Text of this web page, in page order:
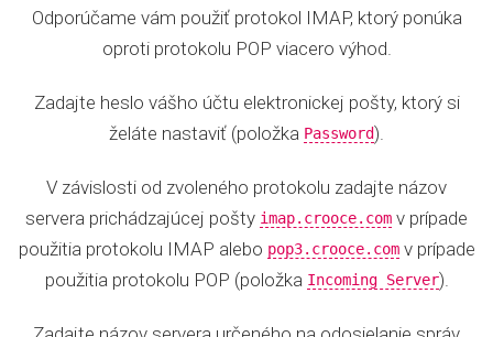
Odporúčame vám použiť protokol IMAP, ktorý ponúka
oproti protokolu POP viacero výhod.
Zadajte heslo vášho účtu elektronickej pošty, ktorý si
želáte nastaviť (položka Password).
V závislosti od zvoleného protokolu zadajte názov
servera prichádzajúcej pošty imap.crooce.com v prípade
použitia protokolu IMAP alebo pop3.crooce.comv prípade
použitia protokolu POP (položka Incoming Server).